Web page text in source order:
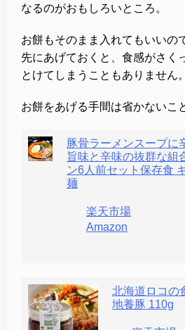
なるのがおもしろいところ。
お餅もそのまま入れてもいいの
先にあげておくと、食感がさく
とけてしまうこともありません。
お餅をあげる手間は省かないこ
豚骨ラーメンスープに
旨味と辛味の抜群な組
ン6人前セット保存食
麺
楽天市場
Amazon
北海道ロコの
地養豚 110g